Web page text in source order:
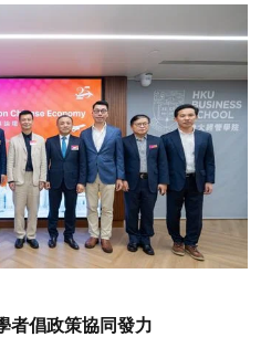
者倡政策協同發力